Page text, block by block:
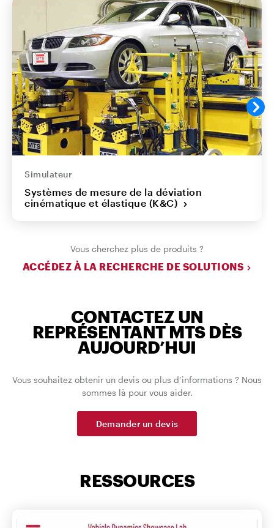
Simulateur
Systèmes de mesure de la déviation
cinématique et élastique (K&C)
Vous cherchez plus de produits ?
ACCÉDEZ À LA RECHERCHE DE SOLUTIONS
CONTACTEZ UN
REPRÉSENTANT MTS DÈS
AUJOURD’HUI
Vous souhaitez obtenir un devis ou plus d’informations ? Nous
sommes là pour vous aider.
Demander un devis
RESSOURCES